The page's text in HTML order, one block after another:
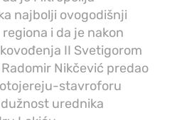
najbolji ovogodišnji
i da je nakon
II Svetigorom
Nikčević predao
stavroforu
urednika